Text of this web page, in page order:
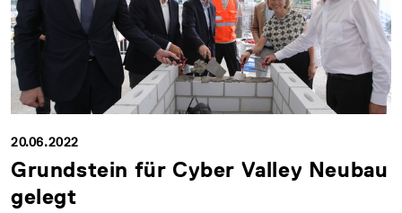
20.06.2022
Grundstein für Cyber Valley Neubau
gelegt